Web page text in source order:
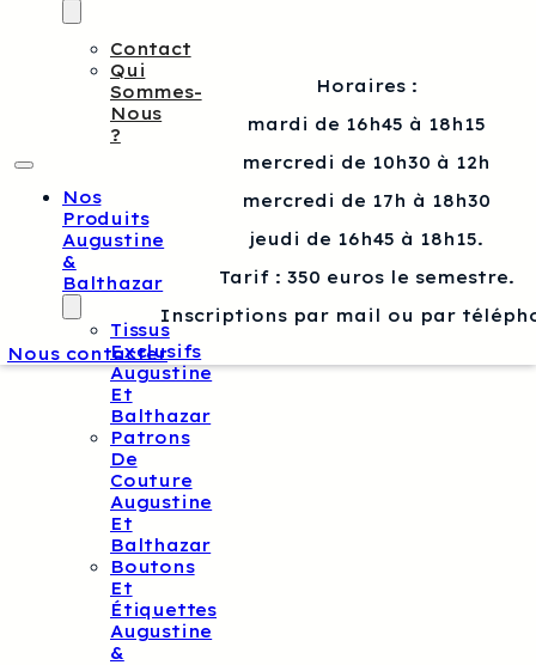
Contact
Qui
Sommes-
Nous
?
Nos
Produits
Augustine
&
Balthazar
Tissus
Exclusifs
Augustine
Et
Balthazar
Patrons
De
Couture
Augustine
Et
Balthazar
Boutons
Et
Étiquettes
Augustine
&
Horaires :
mardi de 16h45 à 18h15
mercredi de 10h30 à 12h
mercredi de 17h à 18h30
jeudi de 16h45 à 18h15.
Tarif : 350 euros le semestre.
Inscriptions par mail ou par
Nous contacter